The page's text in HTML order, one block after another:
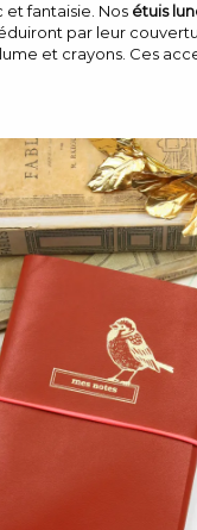
fantaisie. Nos étuis
par leur
et crayons. Ces